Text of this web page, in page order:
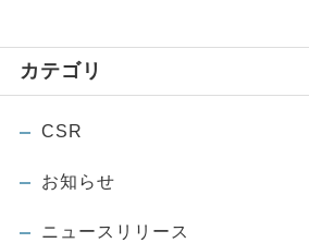
カテゴリ
CSR
お知らせ
ニュースリリース